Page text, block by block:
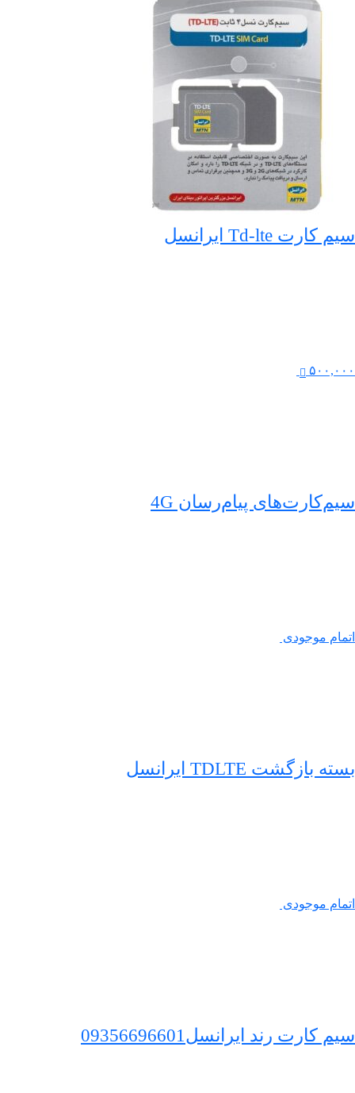
سیم کارت Td-lte ایرانسل
۵۰۰,۰۰۰
سیم‌کارت‌های پیام‌رسان 4G
اتمام موجودی
بسته بازگشت TDLTE ایرانسل
اتمام موجودی
سیم کارت رند ایرانسل09356696601